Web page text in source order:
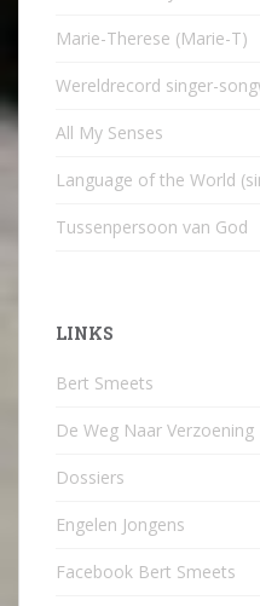
Marie-Therese (Marie-T)
Wereldrecord singer-
All My Senses
Language of the World
Tussenpersoon van God
LINKS
Bert Smeets
De Weg Naar Verzoening
Dossiers
Engelen Jongens
Facebook Bert Smeets